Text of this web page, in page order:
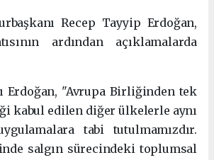
Recep Tayyip Erdoğan,
ardından açıklamalarda
Erdoğan, "Avrupa Birliğinden tek
kabul edilen diğer ülkelerle aynı
tabi tutulmamızdır.
salgın sürecindeki toplumsal